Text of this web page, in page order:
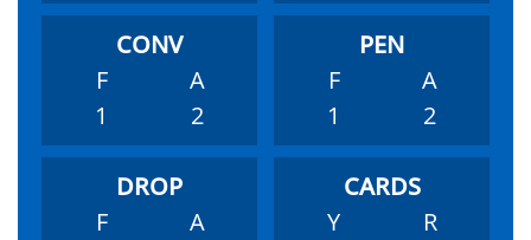
F
A
1
2
F
A
1
2
F
A
Y
R